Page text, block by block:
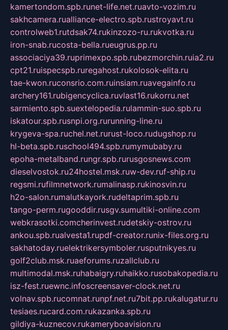
kamertondom.spb.runet-life.net.ruavto-vozim.ru
sakhcamera.rualliance-electro.spb.rustroyavt.ru
controlweb1.rutdsak74.rukinzozo-ru.rukvotka.ru
iron-snab.rucosta-bella.rueugrus.pp.ru
associaciya39.ruprimexpo.spb.rubezmorchin.ruia2.ru
cpt21.ruispecspb.ruregahost.rukolosok-elita.ru
tae-kwon.ruconsrio.com.ruinsiam.ruavegainfo.ru
archery161.rubigencyclica.ruvlast16.rukorru.net
sarmiento.spb.suextelopedia.rulammin-suo.spb.ru
iskatour.spb.rusnpi.org.rurunning-line.ru
krygeva-spa.ruchel.net.rurust-loco.rudugshop.ru
hl-beta.spb.ruschool494.spb.rumymubaby.ru
epoha-metalband.rungr.spb.rurusgosnews.com
dieselvostok.ru24hostel.msk.ruw-dev.ruf-ship.ru
regsmi.rufilmnetwork.rumalinasp.rukinosvin.ru
h2o-salon.rumalutkayork.rudeltaprim.spb.ru
tango-perm.rugooddir.rusgv.sumultiki-online.com
webkrasotki.comcherinvest.rudetskiy-ostrov.ru
ankou.spb.rualvesta1.rupdf-creator.runix-files.org.ru
sakhatoday.ruelektrikersymboler.rusputnikyes.ru
golf2club.msk.ruaeforums.ruzallclub.ru
multimodal.msk.ruhabaigry.ruhaikko.rusobakopedia.ru
isz-fest.ruewnc.infoscreensaver-clock.net.ru
volnav.spb.rucomnat.runpf.net.ru7bit.pp.rukalugatur.ru
tesiaes.rucard.com.rukazanka.spb.ru
gildiya-kuznecov.rukameryboavision.ru